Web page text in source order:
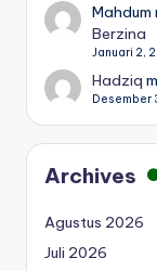
Mahdum
Berzina
Januari 2,
Hadziq
Desember
Archives
Agustus 2026
Juli 2026